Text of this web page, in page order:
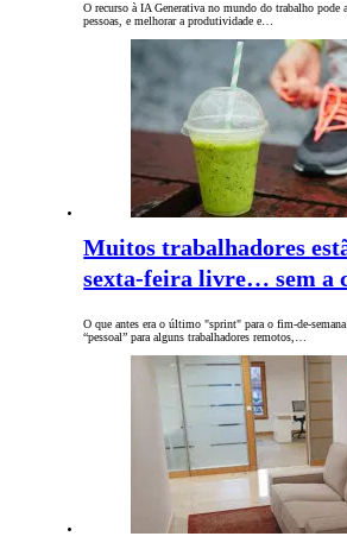
O recurso à IA Generativa no mundo do trabalho pode
pessoas, e melhorar a produtividade e…
Muitos trabalhadores
sexta-feira livre… sem a
O que antes era o último "sprint" para o fim-de-
“pessoal” para alguns trabalhadores remotos,…